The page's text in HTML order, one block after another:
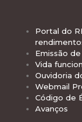
Portal do
Emissão
Vida
Ouvidoria
Webmail
Código de
Avanços